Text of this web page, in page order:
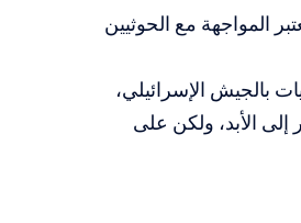
المواجهة مع الحوثيين
بالجيش الإسرائيلي،
الأبد، ولكن على